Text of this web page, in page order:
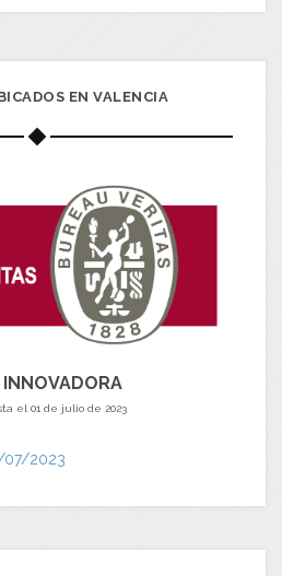
EN VALENCIA
INNOVADORA
el 01 de julio de 2023